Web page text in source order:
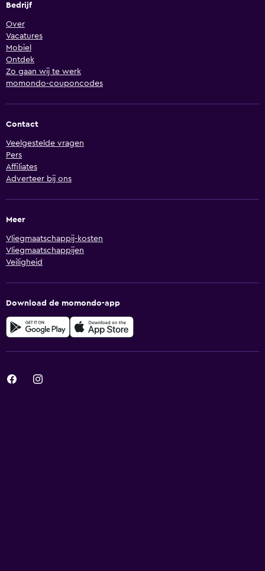
Bedrijf
Over
Vacatures
Mobiel
Ontdek
Zo gaan wij te werk
momondo-couponcodes
Contact
Veelgestelde vragen
Pers
Affiliates
Adverteer bij ons
Meer
Vliegmaatschappij-kosten
Vliegmaatschappijen
Veiligheid
Download de momondo-app